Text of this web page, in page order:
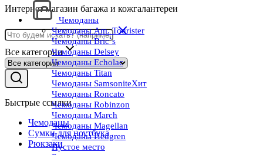
Интернет магазин багажа и кожгалантереи
Все категории
Быстрые ссылки
Чемоданы
Сумки для ноутбука
Рюкзаки
Чемоданы
Чемоданы Am. Tourister
Чемоданы Bric`s
Чемоданы Delsey
Чемоданы Echolac
Чемоданы Titan
Чемоданы SamsoniteХит
Чемоданы Roncato
Чемоданы Robinzon
Чемоданы March
Чемоданы Magellan
Чемоданы Hedgren
Пустое место